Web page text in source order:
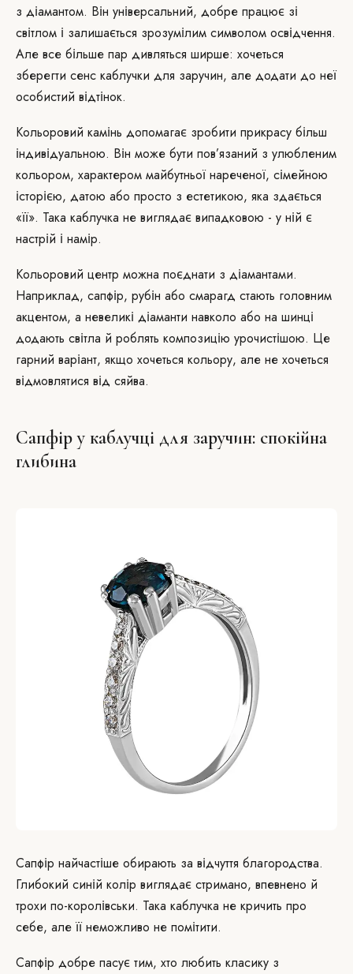
з діамантом. Він універсальний, добре працює зі
світлом і залишається зрозумілим символом освідчення.
Але все більше пар дивляться ширше: хочеться
зберегти сенс каблучки для заручин, але додати до неї
особистий відтінок.
Кольоровий камінь допомагає зробити прикрасу більш
індивідуальною. Він може бути пов’язаний з улюбленим
кольором, характером майбутньої нареченої, сімейною
історією, датою або просто з естетикою, яка здається
«її». Така каблучка не виглядає випадковою - у ній є
настрій і намір.
Кольоровий центр можна поєднати з діамантами.
Наприклад, сапфір, рубін або смарагд стають головним
акцентом, а невеликі діаманти навколо або на шинці
додають світла й роблять композицію урочистішою. Це
гарний варіант, якщо хочеться кольору, але не хочеться
відмовлятися від сяйва.
Сапфір у каблучці для заручин: спокійна
глибина
Сапфір найчастіше обирають за відчуття благородства.
Глибокий синій колір виглядає стримано, впевнено й
трохи по-королівськи. Така каблучка не кричить про
себе, але її неможливо не помітити.
Сапфір добре пасує тим, хто любить класику з